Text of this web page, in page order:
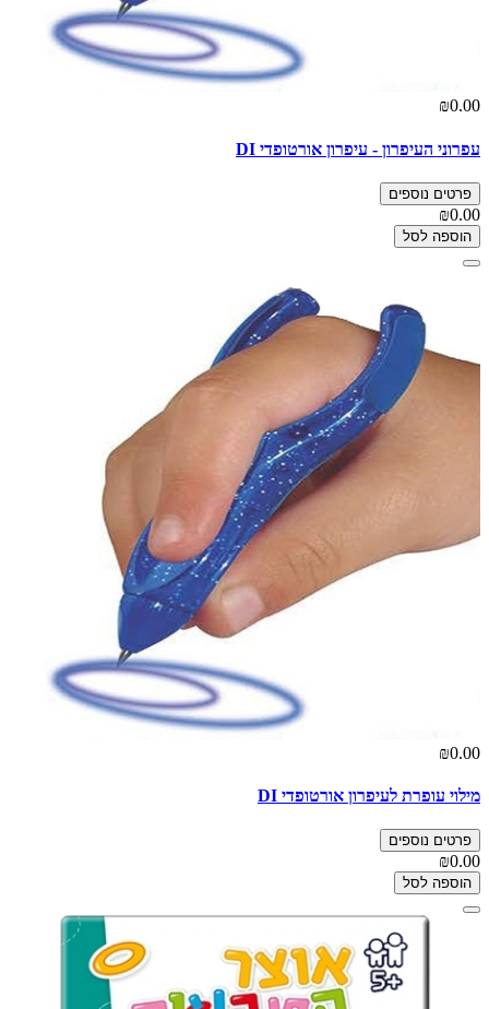
₪0.00
עפרוני העיפרון - עיפרון אורטופדי DI
פרטים נוספים
₪0.00
הוספה לסל
₪0.00
מילוי עופרת לעיפרון אורטופדי DI
פרטים נוספים
₪0.00
הוספה לסל